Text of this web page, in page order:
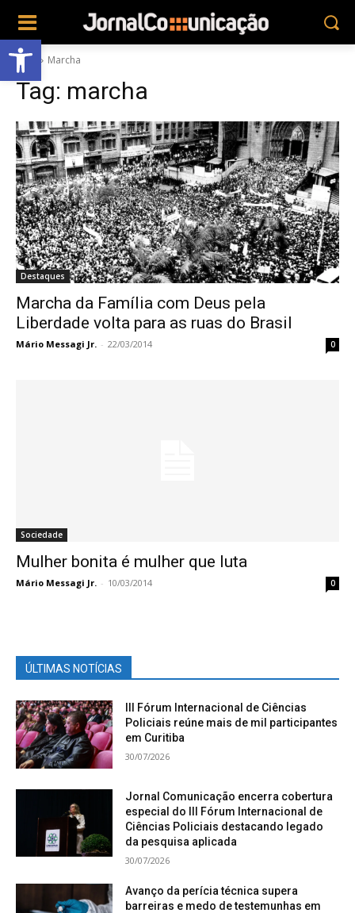
Abrir a barra de ferramentas
Tags Marcha
Tag: marcha
Destaques
Marcha da Família com Deus pela
Liberdade volta para as ruas do Brasil
Mário Messagi Jr. - 22/03/2014 0
Sociedade
Mulher bonita é mulher que luta
Mário Messagi Jr. - 10/03/2014 0
ÚLTIMAS NOTÍCIAS
III Fórum Internacional de Ciências
Policiais reúne mais de mil participantes
em Curitiba
30/07/2026
Jornal Comunicação encerra cobertura
especial do III Fórum Internacional de
Ciências Policiais destacando legado
da pesquisa aplicada
30/07/2026
Avanço da perícia técnica supera
barreiras e medo de testemunhas em